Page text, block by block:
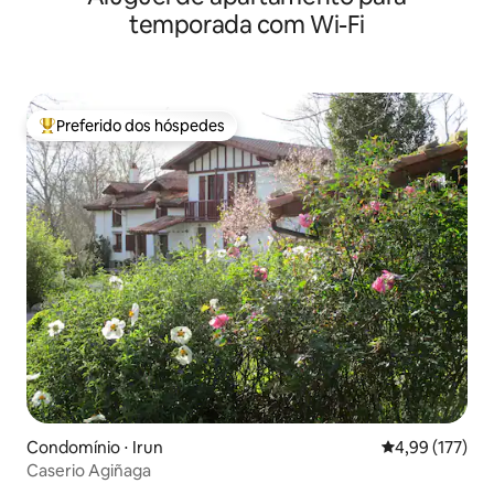
temporada com Wi-Fi
Entre os melhores preferidos dos hóspedes
Preferido dos hóspedes
Condomínio ⋅ Irun 4,99 de uma
4,99 (177)
Caserio Agiñaga